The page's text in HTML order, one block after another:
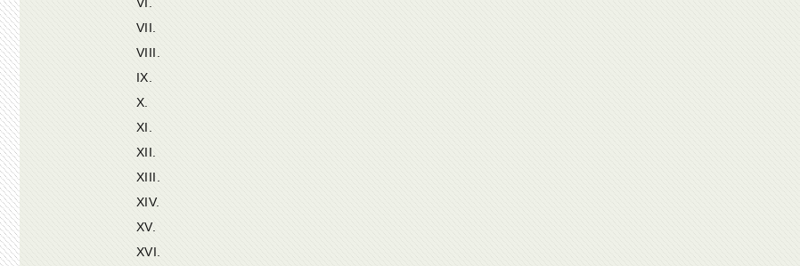
VII.
VIII.
IX.
X.
XI.
XII.
XIII.
XIV.
XV.
XVI.